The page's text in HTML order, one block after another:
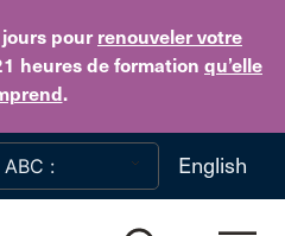
pour renouveler votre
heures de formation qu’elle
.
Skip to main content
English